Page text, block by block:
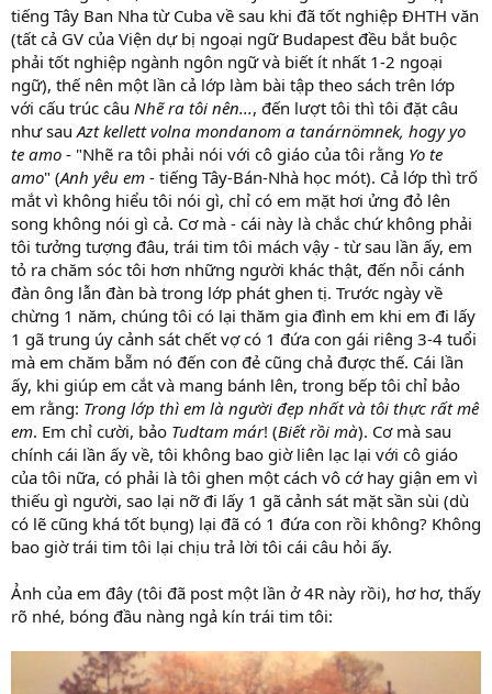
tiếng Tây Ban Nha từ Cuba về sau khi đã tốt nghiệp ĐHTH văn
(tất cả GV của Viện dự bị ngoại ngữ Budapest đều bắt buộc
phải tốt nghiệp ngành ngôn ngữ và biết ít nhất 1-2 ngoại
ngữ), thế nên một lần cả lớp làm bài tập theo sách trên lớp
với cấu trúc câu Nhẽ ra tôi nên..., đến lượt tôi thì tôi đặt câu
như sauAzt kellett volna mondanom a tanárnömnek, hogy yo
te amo - "Nhẽ ra tôi phải nói với cô giáo của tôi rằng Yo te
amo" (Anh yêu em - tiếng Tây-Bán-Nhà học mót). Cả lớp thì trố
mắt vì không hiểu tôi nói gì, chỉ có em mặt hơi ửng đỏ lên
song không nói gì cả. Cơ mà - cái này là chắc chứ không phải
tôi tưởng tượng đâu, trái tim tôi mách vậy - từ sau lần ấy, em
tỏ ra chăm sóc tôi hơn những người khác thật, đến nỗi cánh
đàn ông lẫn đàn bà trong lớp phát ghen tị. Trước ngày về
chừng 1 năm, chúng tôi có lại thăm gia đình em khi em đi lấy
1 gã trung úy cảnh sát chết vợ có 1 đứa con gái riêng 3-4 tuổi
mà em chăm bẵm nó đến con đẻ cũng chả được thế. Cái lần
ấy, khi giúp em cắt và mang bánh lên, trong bếp tôi chỉ bảo
em rằng: Trong lớp thì em là người đẹp nhất và tôi thực rất mê
em. Em chỉ cười, bảo Tudtam már! (Biết rồi mà). Cơ mà sau
chính cái lần ấy về, tôi không bao giờ liên lạc lại với cô giáo
của tôi nữa, có phải là tôi ghen một cách vô cớ hay giận em vì
thiếu gì người, sao lại nỡ đi lấy 1 gã cảnh sát mặt sần sùi (dù
có lẽ cũng khá tốt bụng) lại đã có 1 đứa con rồi không? Không
bao giờ trái tim tôi lại chịu trả lời tôi cái câu hỏi ấy.
Ảnh của em đây (tôi đã post một lần ở 4R này rồi), hơ hơ, thấy
rõ nhé, bóng đầu nàng ngả kín trái tim tôi: